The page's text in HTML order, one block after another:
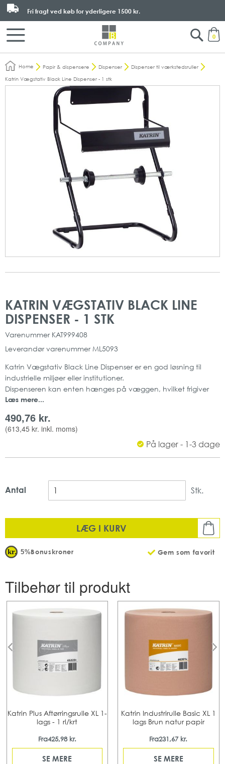
0
Fri fragt ved køb for yderligere 1500 kr.
Search
Home Papir & dispensere Dispenser
Dispenser til værkstedsruller
Katrin Vægstativ Black Line Dispenser - 1 stk
KATRIN VÆGSTATIV BLACK LINE
DISPENSER - 1 STK
Varenummer KAT999408
Leverandør varenummer ML5093
Katrin Vægstativ Black Line Dispenser er en god løsning til
industrielle miljøer eller institutioner.
Dispenseren kan enten hænges på væggen, hvilket frigiver
gulvplads og skaber nem tilgængelighed, eller sættes på et
Vægstativet er en praktisk og effektiv løsning, der gør det
nemmere for dig at tage lige præcis den mængde papir som
Højde: 570 mm
Bredde: 390 mm
Antal: 1 stk. pr. kolli
Læs mere...
490,76 kr.
(613,45 kr. inkl. moms)
På lager - 1-3 dage
Antal Stk.
LÆG I KURV
Gem som favorit
5%Bonuskroner
slutningen
af
starten
af
Tilbehør til produkt
Katrin Plus Aftørringsrulle XL 1-
lags - 1 rl/krt
Fra425,98 kr.
SE MERE
Katrin Industrirulle Basic XL 1
lags Brun natur papir
Fra231,67 kr.
SE MERE